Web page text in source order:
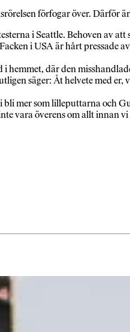
förfogar över. Därför
i Seattle. Behoven av
i USA är hårt pressade
där den
säger: Åt helvete med er,
mer som lilleputtarna och
vara överens om allt innan